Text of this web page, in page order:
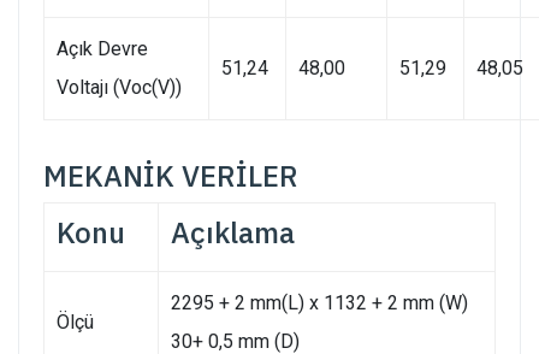
Açık Devre
Voltajı (Voc(V))
51,24 48,00 51,29 48,05
MEKANİK VERİLER
Konu
Açıklama
Ölçü
2295 + 2 mm(L) x 1132 + 2 mm (W)
30+ 0,5 mm (D)